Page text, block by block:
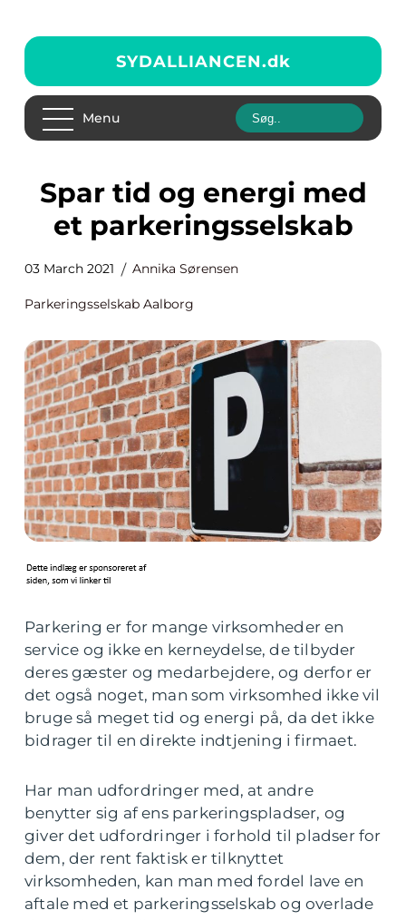
SYDALLIANCEN.dk
Menu
Spar tid og energi med
et parkeringsselskab
03 March 2021 Annika Sørensen
Parkeringsselskab Aalborg
Parkering er for mange virksomheder en
service og ikke en kerneydelse, de tilbyder
deres gæster og medarbejdere, og derfor er
det også noget, man som virksomhed ikke vil
bruge så meget tid og energi på, da det ikke
bidrager til en direkte indtjening i firmaet.
Har man udfordringer med, at andre
benytter sig af ens parkeringspladser, og
giver det udfordringer i forhold til pladser for
dem, der rent faktisk er tilknyttet
virksomheden, kan man med fordel lave en
aftale med et parkeringsselskab og overlade